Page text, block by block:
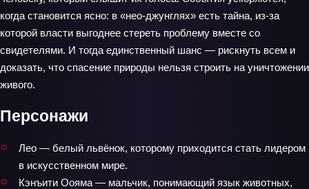
когда становится ясно: в «нео‑джунглях» есть тайна, из‑за
которой власти выгоднее стереть проблему вместе со
свидетелями. И тогда единственный шанс — рискнуть всем и
доказать, что спасение природы нельзя строить на уничтожении
живого.
Персонажи
Лео — белый львёнок, которому приходится стать лидером
в искусственном мире.
Кэнъити Оояма — мальчик, понимающий язык животных,